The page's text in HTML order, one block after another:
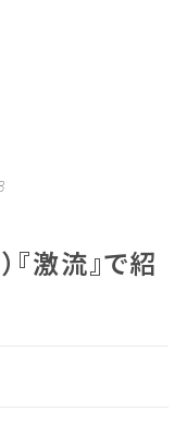
激流』で紹